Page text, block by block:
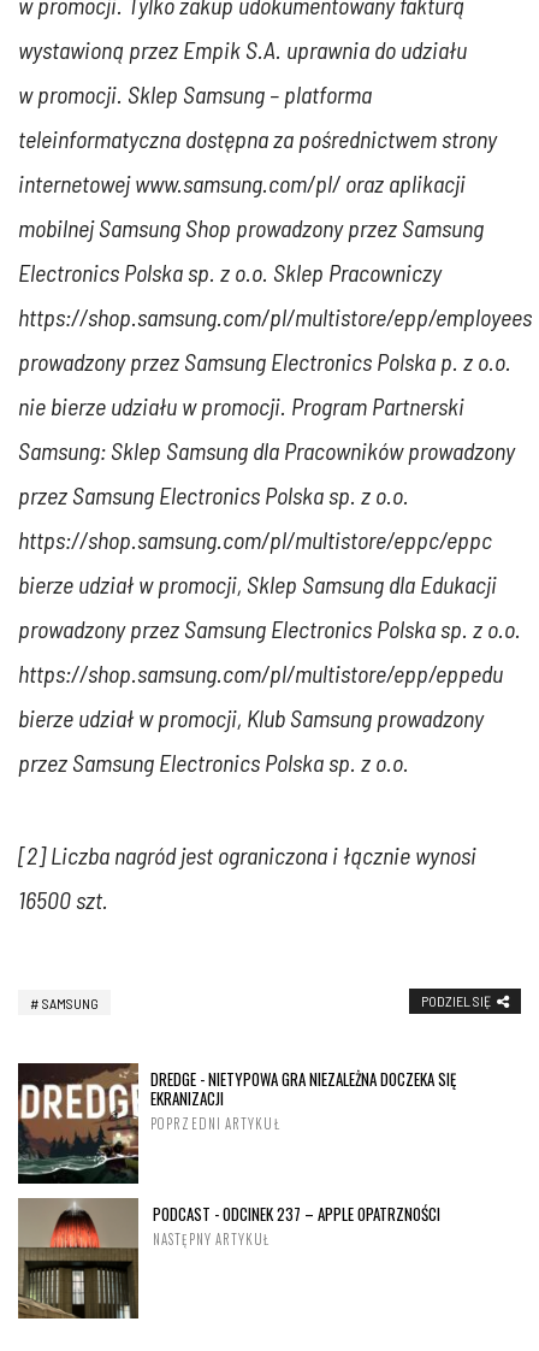
wystawioną przez Empik S.A. uprawnia do udziału
w promocji. Sklep Samsung – platforma
teleinformatyczna dostępna za pośrednictwem strony
internetowej www.samsung.com/pl/ oraz aplikacji
mobilnej Samsung Shop prowadzony przez Samsung
Electronics Polska sp. z o.o. Sklep Pracowniczy
https://shop.samsung.com/pl/multistore/epp/employees
prowadzony przez Samsung Electronics Polska p. z o.o.
nie bierze udziału w promocji. Program Partnerski
Samsung: Sklep Samsung dla Pracowników prowadzony
przez Samsung Electronics Polska sp. z o.o.
https://shop.samsung.com/pl/multistore/eppc/eppc
bierze udział w promocji, Sklep Samsung dla Edukacji
prowadzony przez Samsung Electronics Polska sp. z o.o.
https://shop.samsung.com/pl/multistore/epp/eppedu
bierze udział w promocji, Klub Samsung prowadzony
przez Samsung Electronics Polska sp. z o.o.
[2] Liczba nagród jest ograniczona i łącznie wynosi
16500 szt.
SAMSUNG PODZIEL SIĘ
DREDGE - NIETYPOWA GRA NIEZALEŻNA DOCZEKA SIĘ
EKRANIZACJI
POPRZEDNI ARTYKUŁ
PODCAST - ODCINEK 237 – APPLE OPATRZNOŚCI
NASTĘPNY ARTYKUŁ